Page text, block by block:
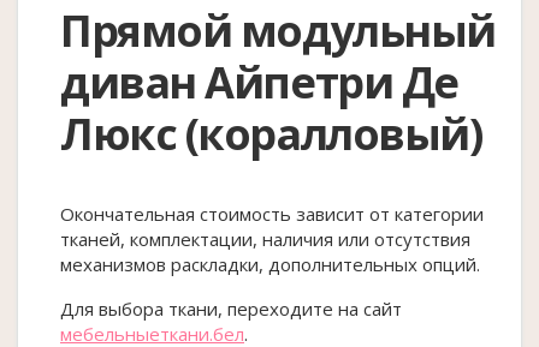
Прямой модульный
диван Айпетри Де
Люкс (коралловый)
Окончательная стоимость зависит от категории
тканей, комплектации, наличия или отсутствия
механизмов раскладки, дополнительных опций.
Для выбора ткани, переходите на сайт
мебельныеткани.бел.